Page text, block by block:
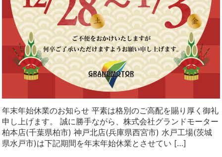
年末年始休業のお知らせ 平素は格別のご高配を賜り厚く御礼
申し上げます。 誠に勝手ながら、株式会社グランドモーター
柏本店(千葉県柏市) 神戸北店(兵庫県西宮市) 水戸工場(茨城
県水戸市)は下記期間を年末年始休業とさせてい […]